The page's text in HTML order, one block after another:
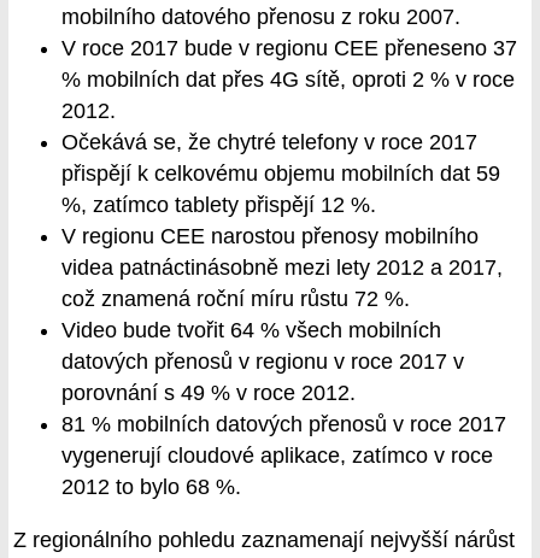
mobilního datového přenosu z roku 2007.
V roce 2017 bude v regionu CEE přeneseno 37
% mobilních dat přes 4G sítě, oproti 2 % v roce
2012.
Očekává se, že chytré telefony v roce 2017
přispějí k celkovému objemu mobilních dat 59
%, zatímco tablety přispějí 12 %.
V regionu CEE narostou přenosy mobilního
videa patnáctinásobně mezi lety 2012 a 2017,
což znamená roční míru růstu 72 %.
Video bude tvořit 64 % všech mobilních
datových přenosů v regionu v roce 2017 v
porovnání s 49 % v roce 2012.
81 % mobilních datových přenosů v roce 2017
vygenerují cloudové aplikace, zatímco v roce
2012 to bylo 68 %.
Z regionálního pohledu zaznamenají nejvyšší nárůst